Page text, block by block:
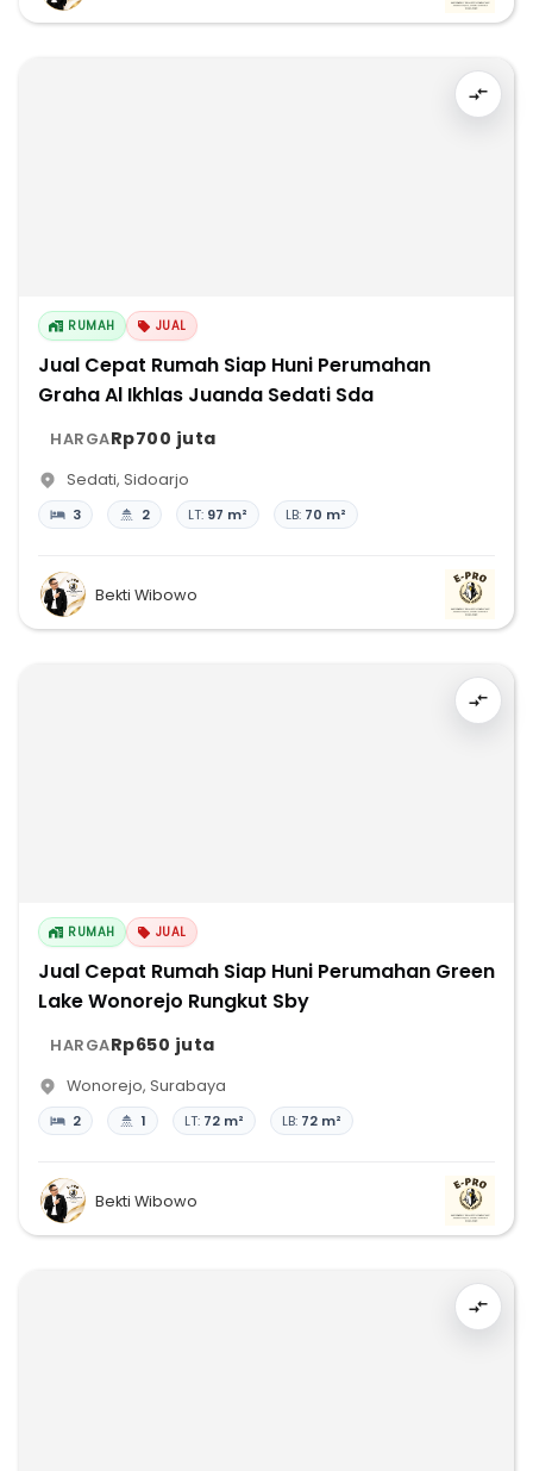
RUMAH JUAL
Jual Cepat Rumah Siap Huni Perumahan
Graha Al Ikhlas Juanda Sedati Sda
HARGARp700 juta
Sedati, Sidoarjo
3 2 LT: 97 m² LB: 70 m²
Bekti Wibowo
RUMAH JUAL
Jual Cepat Rumah Siap Huni Perumahan Green
Lake Wonorejo Rungkut Sby
HARGARp650 juta
Wonorejo, Surabaya
2 1 LT: 72 m² LB: 72 m²
Bekti Wibowo